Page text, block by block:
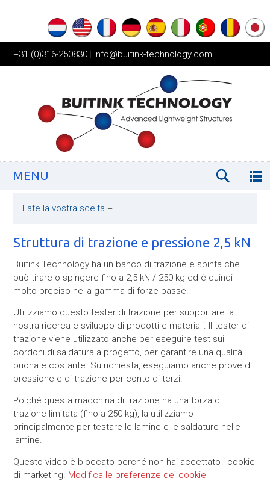
+31 (0)316-250830 | info@buitink-technology.com
MENU
Fate la vostra scelta +
Struttura di trazione e pressione 2,5 kN
Buitink Technology ha un banco di trazione e spinta che
può tirare o spingere fino a 2,5 kN / 250 kg ed è quindi
molto preciso nella gamma di forze basse.
Utilizziamo questo tester di trazione per supportare la
nostra ricerca e sviluppo di prodotti e materiali. Il tester di
trazione viene utilizzato anche per eseguire test sui
cordoni di saldatura a progetto, per garantire una qualità
buona e costante. Su richiesta, eseguiamo anche prove di
pressione e di trazione per conto di terzi.
Poiché questa macchina di trazione ha una forza di
trazione limitata (fino a 250 kg), la utilizziamo
principalmente per testare le lamine e le saldature nelle
lamine.
Questo video è bloccato perché non hai accettato i cookie
di marketing. Modifica le preferenze dei cookie